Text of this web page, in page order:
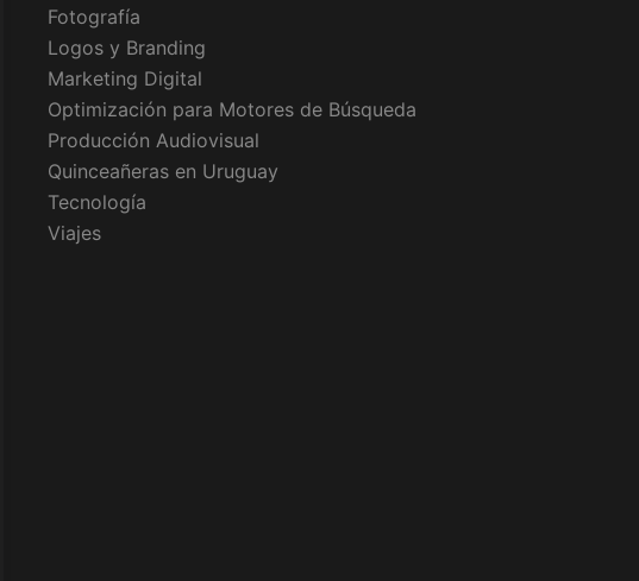
Fotografía
Logos y Branding
Marketing Digital
Optimización para Motores de Búsqueda
Producción Audiovisual
Quinceañeras en Uruguay
Tecnología
Viajes